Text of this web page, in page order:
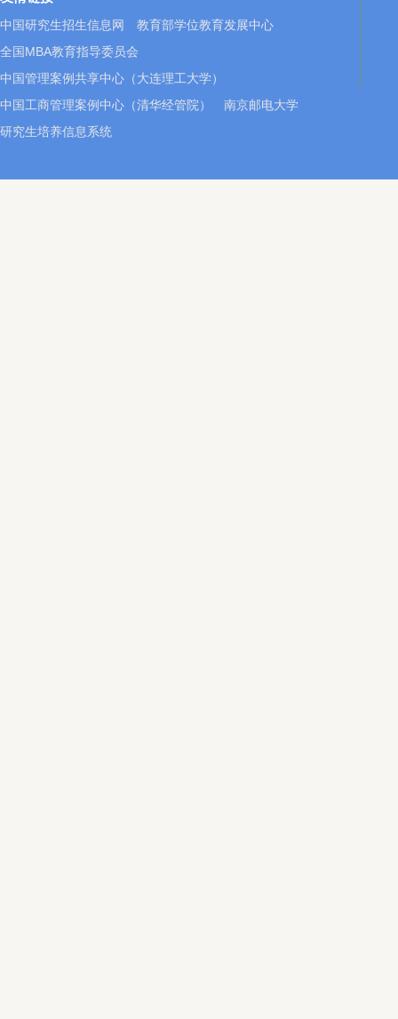
中国研究生招生信息网
教育部学位教育发展中心
全国MBA教育指导委员会
中国管理案例共享中心（大连理工大学）
中国工商管理案例中心（清华经管院）
南京邮电大学
研究生培养信息系统